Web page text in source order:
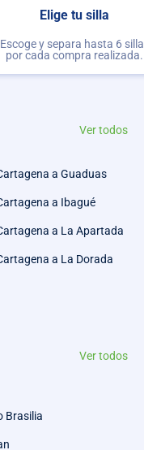
Elige tu silla
Escoge y separa hasta 6
por cada compra realizada.
Ver todos
a Guaduas
a Ibagué
a La Apartada
a La Dorada
Ver todos
Brasilia